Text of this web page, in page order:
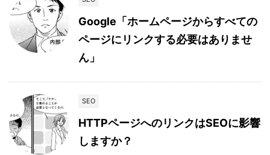
Google「ホームページからすべての
ページにリンクする必要はありませ
ん」
SEO
HTTPページへのリンクはSEOに影響
しますか？